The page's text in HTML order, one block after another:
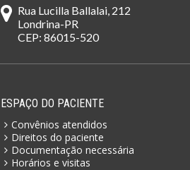
Rua Lucilla Ballalai, 212
Londrina-PR
CEP: 86015-520
ESPAÇO DO PACIENTE
Convênios atendidos
Direitos do paciente
Documentação necessária
Horários e visitas